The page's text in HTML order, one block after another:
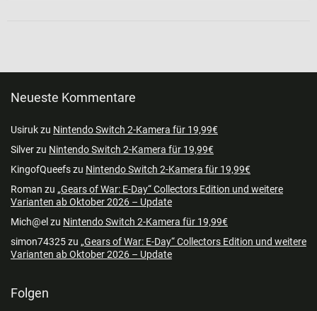
Neueste Kommentare
Usirukzu Nintendo Switch 2-Kamera für 19,99€
Silverzu Nintendo Switch 2-Kamera für 19,99€
KingofQueefszu Nintendo Switch 2-Kamera für 19,99€
Roman zu „Gears of War: E-Day“ Collectors Edition und weitere
Varianten ab Oktober 2026 – Update
Mich@elzu Nintendo Switch 2-Kamera für 19,99€
simon74325zu „Gears of War: E-Day“ Collectors Edition und weitere
Varianten ab Oktober 2026 – Update
Folgen